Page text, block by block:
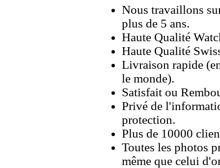
Nous travaillons
plus de 5 ans.
Haute Qualité
Haute Qualité
Livraison rapide
le monde).
Satisfait ou
Privé de
protection.
Plus de 10000
Toutes les photos
même que celui